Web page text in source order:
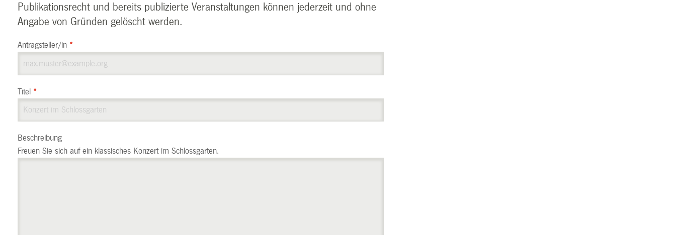
Publikationsrecht und bereits publizierte Veranstaltungen können jederzeit und ohne
Angabe von Gründen gelöscht werden.
Antragsteller/in *
Titel *
Beschreibung
Freuen Sie sich auf ein klassisches Konzert im Schlossgarten.